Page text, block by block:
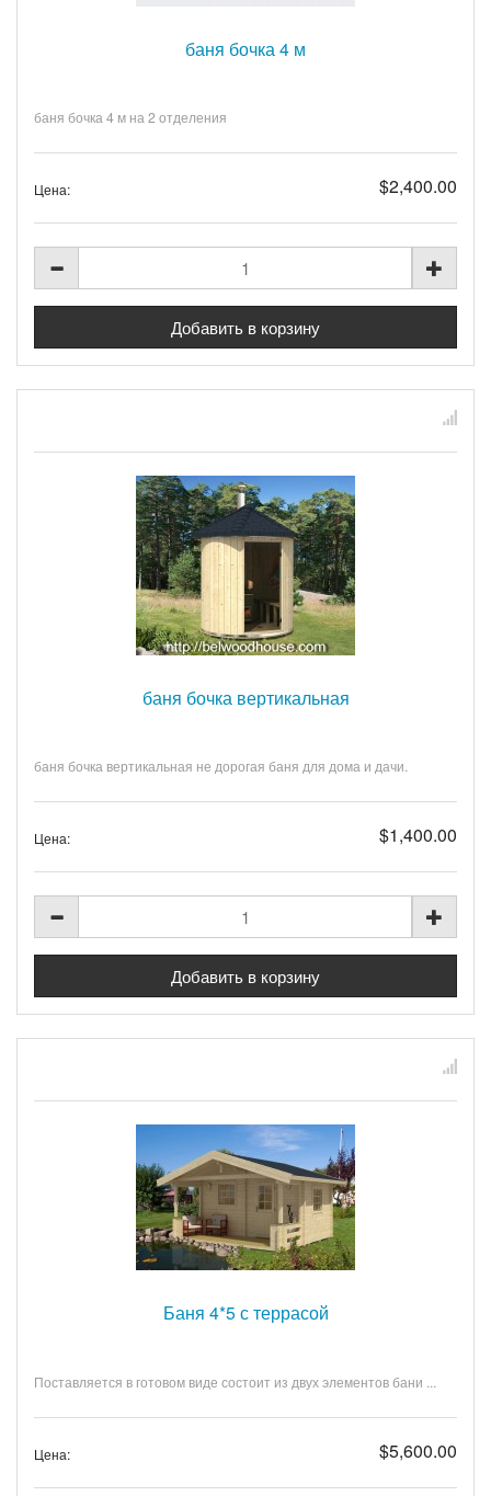
баня бочка 4 м
баня бочка 4 м на 2 отделения
Цена: $2,400.00
баня бочка вертикальная
баня бочка вертикальная не дорогая баня для дома и дачи.
Цена: $1,400.00
Баня 4*5 с террасой
Поставляется в готовом виде состоит из двух элементов бани ...
Цена: $5,600.00